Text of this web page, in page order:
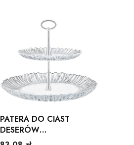
PATERA DO CIAST
DESERÓW
DWUPOZIOMOWA